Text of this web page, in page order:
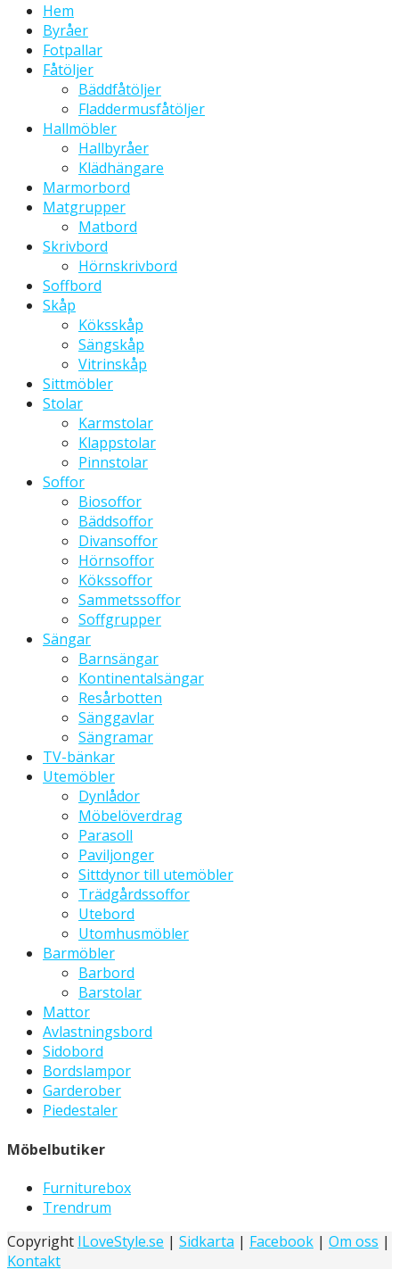
Hem
Byråer
Fotpallar
Fåtöljer
Bäddfåtöljer
Fladdermusfåtöljer
Hallmöbler
Hallbyråer
Klädhängare
Marmorbord
Matgrupper
Matbord
Skrivbord
Hörnskrivbord
Soffbord
Skåp
Köksskåp
Sängskåp
Vitrinskåp
Sittmöbler
Stolar
Karmstolar
Klappstolar
Pinnstolar
Soffor
Biosoffor
Bäddsoffor
Divansoffor
Hörnsoffor
Kökssoffor
Sammetssoffor
Soffgrupper
Sängar
Barnsängar
Kontinentalsängar
Resårbotten
Sänggavlar
Sängramar
TV-bänkar
Utemöbler
Dynlådor
Möbelöverdrag
Parasoll
Paviljonger
Sittdynor till utemöbler
Trädgårdssoffor
Utebord
Utomhusmöbler
Barmöbler
Barbord
Barstolar
Mattor
Avlastningsbord
Sidobord
Bordslampor
Garderober
Piedestaler
Möbelbutiker
Furniturebox
Trendrum
Copyright ILoveStyle.se | Sidkarta | Facebook | Om oss |
Kontakt